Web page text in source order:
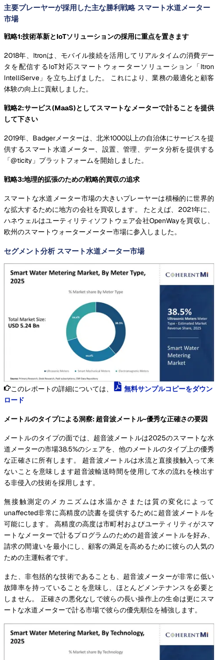
主要プレーヤーが採用した主な勝利戦略 スマート水道メーター
市場
戦略1:技術革新とIoTソリューションの採用に重点を置きます
2018年、Itronは、モバイル接続を活用してリアルタイムの消費デー
タを配信するIoT対応スマートウォーターソリューション「Itron
IntelliServe」を立ち上げました。 これにより、業務の最適化と顧客
体験の向上に貢献しました。
戦略2:サービス(MaaS)としてスマートなメーターで計ることを提供
して下さい
2019年、Badgerメーターは、北米1000以上の自治体にサービスを提
供するスマート水道メーター、設置、管理、データ分析を提供する
「@ticity」プラットフォームを開始しました。
戦略3:地理的拡張のための戦略的買収の追求
スマートな水道メーター市場の大きいプレーヤーは積極的に世界的
な拡大するために地方の会社を買収します。 たとえば、2021年に、
ハネウェルはユーティリティソフトウェア会社OpenWayを買収し、
欧州のスマートウォーターメーター市場に参入しました。
セグメント分析 スマート水道メーター市場
このレポートの詳細については、
無料サンプルコピーをダウン
ロード
メートルのタイプによる洞察: 超音波メートル-優秀な正確さの要因
メートルのタイプの面では、超音波メートルは2025のスマートな水
道メーターの市場38.5%のシェアを、他のメートルのタイプ上の優秀
な正確さに所有します。 超音波メートルは水流と直接接触入って来
ないことを意味します超音波輸送時間を使用して水の流れを検出す
る非侵入の技術を採用します。
無接触測定のメカニズムは水温かさまたは質の変化によって
unaffected非常に高精度の読書を提供するために超音波メートルを
可能にします。 高精度の高度は市町村およびユーティリティがスマ
ートなメーターで計るプログラムのための超音波メートルを好み、
請求の間違いを最小にし、顧客の満足を高めるために彼らの人気の
ための主運転者です。
また、非包括的な技術であることも、超音波メーターが非常に低い
故障率を持っていることを意味し、ほとんどメンテナンスを必要と
しません。 正確さの悪化なしで彼らの長い操作上の生命は更にスマ
ートな水道メーターで計る市場で彼らの優先順位を補強します。